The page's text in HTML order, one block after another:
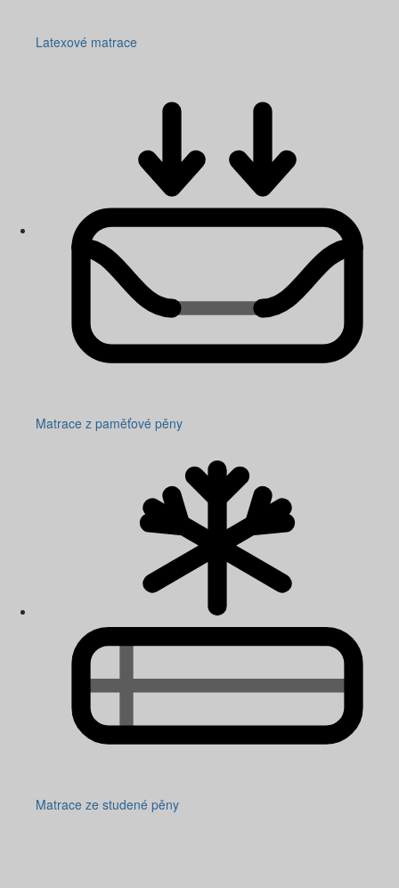
Latexové matrace
Matrace z paměťové pěny
Matrace ze studené pěny